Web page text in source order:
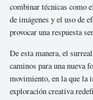
combinar técnicas como
de imágenes y el uso de
provocar una respuesta
De esta manera, el
caminos para una nueva
movimiento, en la que la
exploración creativa